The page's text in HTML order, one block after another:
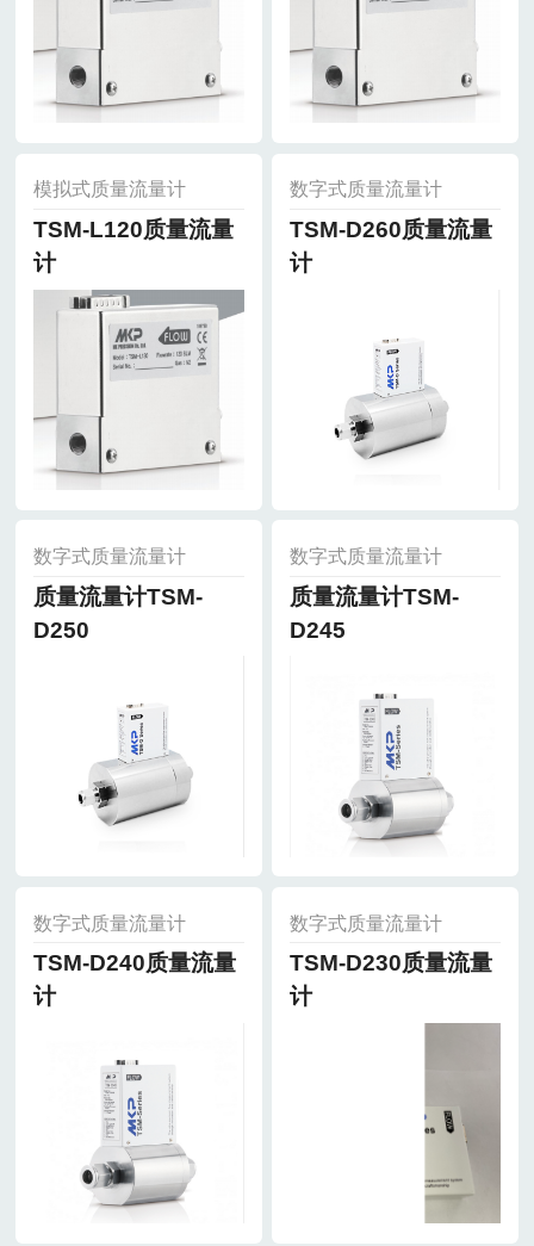
模拟式质量流量计
TSM-L120质量流量
计
数字式质量流量计
TSM-D260质量流量
计
数字式质量流量计
质量流量计TSM-
D250
数字式质量流量计
质量流量计TSM-
D245
数字式质量流量计
TSM-D240质量流量
计
数字式质量流量计
TSM-D230质量流量
计